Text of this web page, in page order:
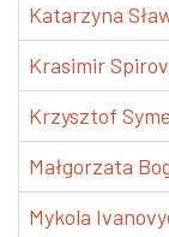
Katarzyna
Krasimir
Krzysztof
Małgorzata
Mykola